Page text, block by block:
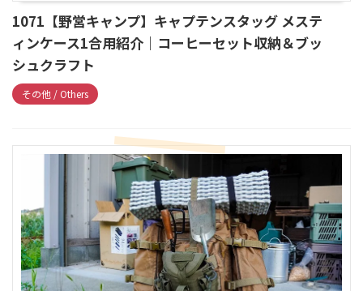
1071【野営キャンプ】キャプテンスタッグ メステ
ィンケース1合用紹介｜コーヒーセット収納＆ブッ
シュクラフト
その他 / Others